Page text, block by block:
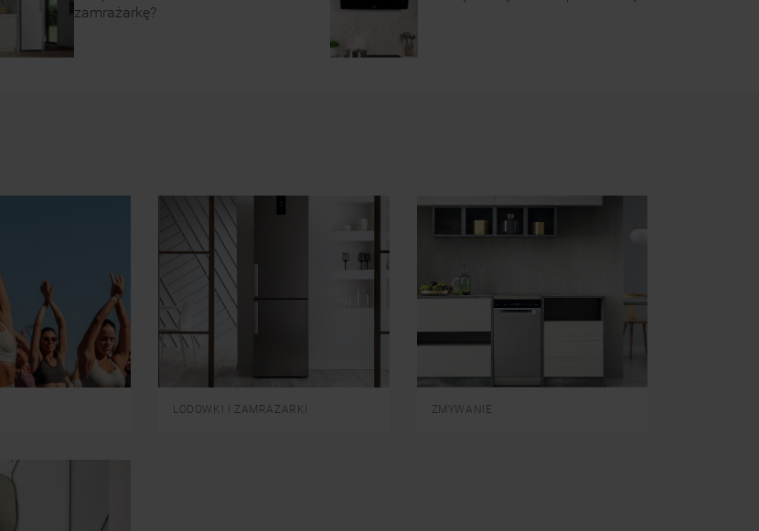
zamrażarkę?
LODOWKI I ZAMRAZARKI ZMYWANIE
Informacje na temat przetwarzania danych
osobowych zbieranych za pośrednictwem
rodzajów plików cookie oraz na udostępnianie
Państwa danych podmiotom trzecim w wyżej
Klikając „USTAWIENIA PLIKÓW
COOKIES"
, mogą Państwo samodzielnie
zarządzać swoimi preferencjami.
Kliknięcie przycisku„TYLKO
NIEZBĘDNE"spowoduje zachowanie
ustawień domyślnych, co oznacza, że używane
niezbędne do działania strony.